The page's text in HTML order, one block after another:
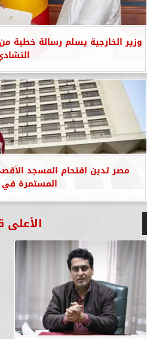
وزير الخارجية يسلم رسالة خطية
مصر تدين اقتحام المسجد
المستمرة
الأعلى